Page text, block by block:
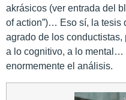
akrásicos (ver entrada del
of action”)… Eso sí, la tesis
agrado de los
a lo cognitivo, a lo mental…
enormemente el análisis.